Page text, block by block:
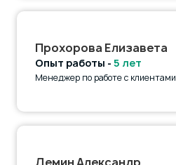
Прохорова Елизавета
Опыт работы - 5 лет
Менеджер по работе с клиентами